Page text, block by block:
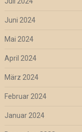
Juni 2024
Mai 2024
April 2024
März 2024
Februar 2024
Januar 2024